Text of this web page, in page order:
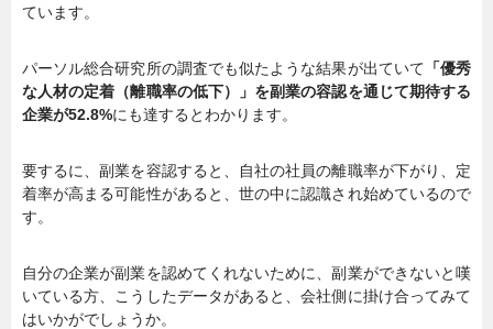
ています。
パーソル総合研究所の調査でも似たような結果が出ていて 「優秀
な人材の定着（離職率の低下）」を副業の容認を通じて期待する
企業が52.8%にも達するとわかります。
要するに、副業を容認すると、自社の社員の離職率が下がり、定
着率が高まる可能性があると、世の中に認識され始めているので
す。
自分の企業が副業を認めてくれないために、副業ができないと嘆
いている方、こうしたデータがあると、会社側に掛け合ってみて
はいかがでしょうか。